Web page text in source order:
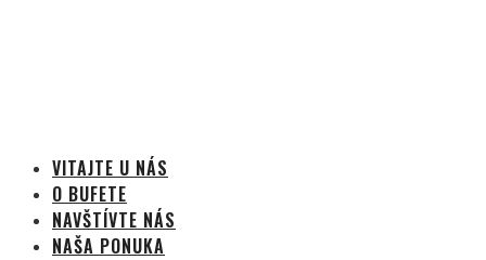
VITAJTE U NÁS
O BUFETE
NAVŠTÍVTE NÁS
NAŠA PONUKA